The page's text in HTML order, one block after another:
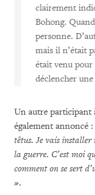
clairement
Bohong.
personne.
mais il n’était
était venu pour
déclencher
Un autre participant
également annoncé :
têtus. Je vais installer
la guerre. C’est moi
comment on se sert
».